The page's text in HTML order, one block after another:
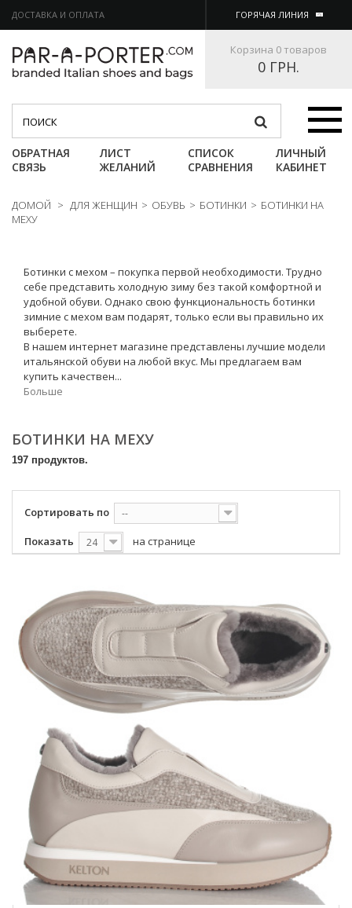
ДОСТАВКА И ОПЛАТА ГОРЯЧАЯ ЛИНИЯ
Корзина 0 товаров
0 ГРН.
Категории
ОБРАТНАЯ
СВЯЗЬ
ЛИСТ
ЖЕЛАНИЙ
СПИСОК
СРАВНЕНИЯ
ЛИЧНЫЙ
КАБИНЕТ
ДОМОЙ > ДЛЯ ЖЕНЩИН > ОБУВЬ > БОТИНКИ > БОТИНКИ НА
МЕХУ
Ботинки с мехом – покупка первой необходимости. Трудно
себе представить холодную зиму без такой комфортной и
удобной обуви. Однако свою функциональность ботинки
зимние с мехом вам подарят, только если вы правильно их
выберете.
В нашем интернет магазине представлены лучшие модели
итальянской обуви на любой вкус. Мы предлагаем вам
купить качествен...
Больше
БОТИНКИ НА МЕХУ
197 продуктов.
Сортировать по --
Показать 24 на странице